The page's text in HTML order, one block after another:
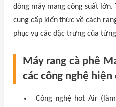
dòng máy mang công suất lớn.
cung cấp kiến thức về cách
phục vụ các đặc trưng của
Máy rang cà phê
các công nghệ hiện
Công nghệ hot Air